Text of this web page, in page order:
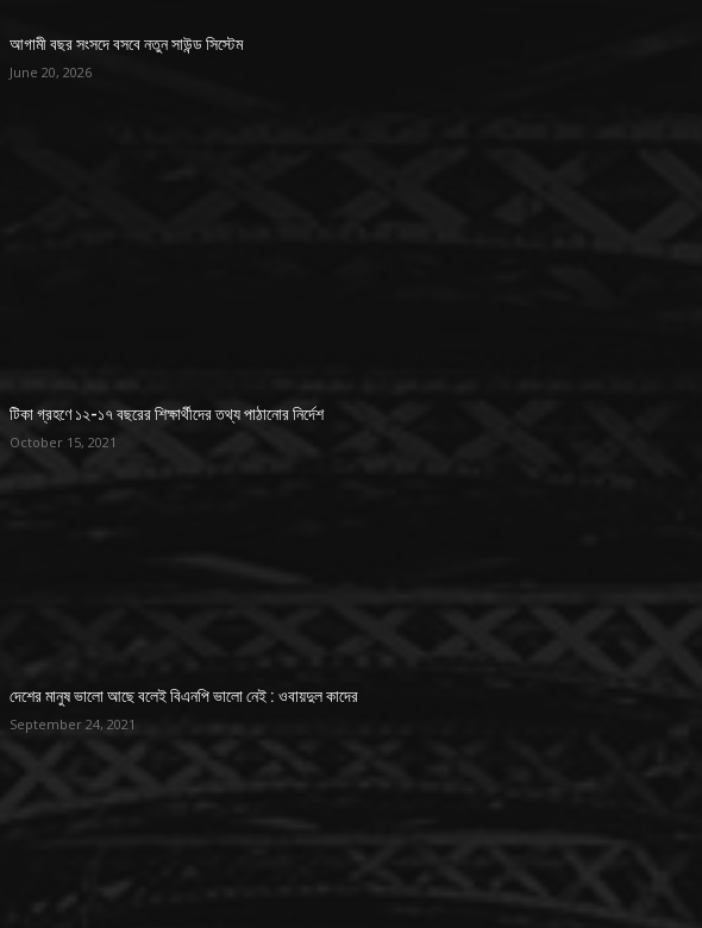
আগামী বছর সংসদে বসবে নতুন সাউন্ড সিস্টেম
June 20, 2026
টিকা গ্রহণে ১২-১৭ বছরের শিক্ষার্থীদের তথ্য পাঠানোর নির্দেশ
October 15, 2021
দেশের মানুষ ভালো আছে বলেই বিএনপি ভালো নেই : ওবায়দুল কাদের
September 24, 2021